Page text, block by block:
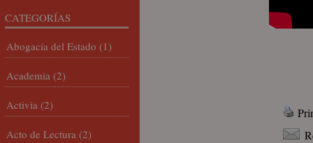
CATEGORÍAS
Abogacía del Estado (1)
Academia (2)
Activia (2)
Acto de Lectura (2)